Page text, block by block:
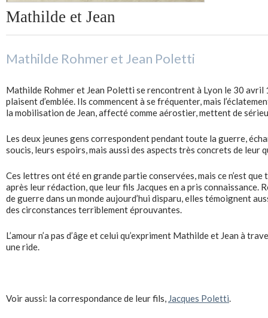
Mathilde et Jean
Mathilde Rohmer et Jean Poletti
Mathilde Rohmer et Jean Poletti se rencontrent à Lyon le 30 avril
plaisent d’emblée. Ils commencent à se fréquenter, mais
la mobilisation de Jean, affecté comme aérostier, mettent de
Les deux jeunes gens correspondent pendant toute la guerre,
soucis, leurs espoirs, mais aussi des aspects très concrets de leur
Ces lettres ont été en grande partie conservées, mais ce n’est que
après leur rédaction, que leur fils Jacques en a pris connaissance.
de guerre dans un monde aujourd’hui disparu, elles témoignent
des circonstances terriblement éprouvantes.
L’amour n’a pas d’âge et celui qu’expriment Mathilde et Jean à
une ride.
Voir aussi: la correspondance de leur fils, Jacques Poletti.